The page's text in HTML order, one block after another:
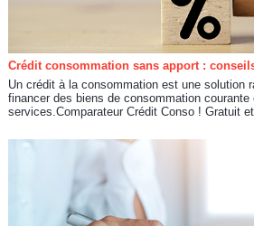
Crédit consommation sans apport :
Un crédit à la consommation est une solution
financer des biens de consommation
services.Comparateur Crédit Conso ! Gratuit et